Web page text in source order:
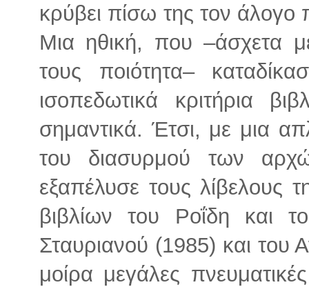
κρύβει πίσω της τον άλογο
Μια ηθική, που –άσχετα
τους ποιότητα–
ισοπεδωτικά κριτήρια
σημαντικά. Έτσι, με μια
του διασυρμού των
εξαπέλυσε τους λίβελους
βιβλίων του Ροΐδη και
Σταυριανού (1985) και του
μοίρα μεγάλες